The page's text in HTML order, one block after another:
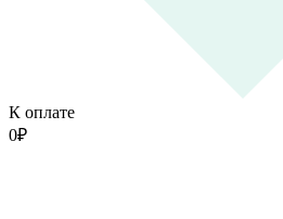
К оплате
0₽